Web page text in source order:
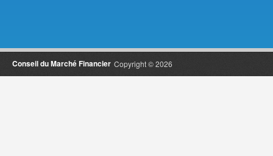
Copyright © 2026
Conseil du Marché Financier